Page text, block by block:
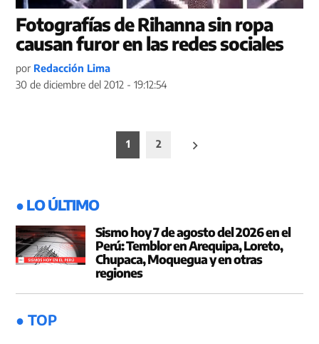
Fotografías de Rihanna sin ropa
causan furor en las redes sociales
por Redacción Lima
30 de diciembre del 2012 - 19:12:54
1 2
● LO ÚLTIMO
Sismo hoy 7 de agosto del 2026 en el
Perú: Temblor en Arequipa, Loreto,
Chupaca, Moquegua y en otras
regiones
● TOP